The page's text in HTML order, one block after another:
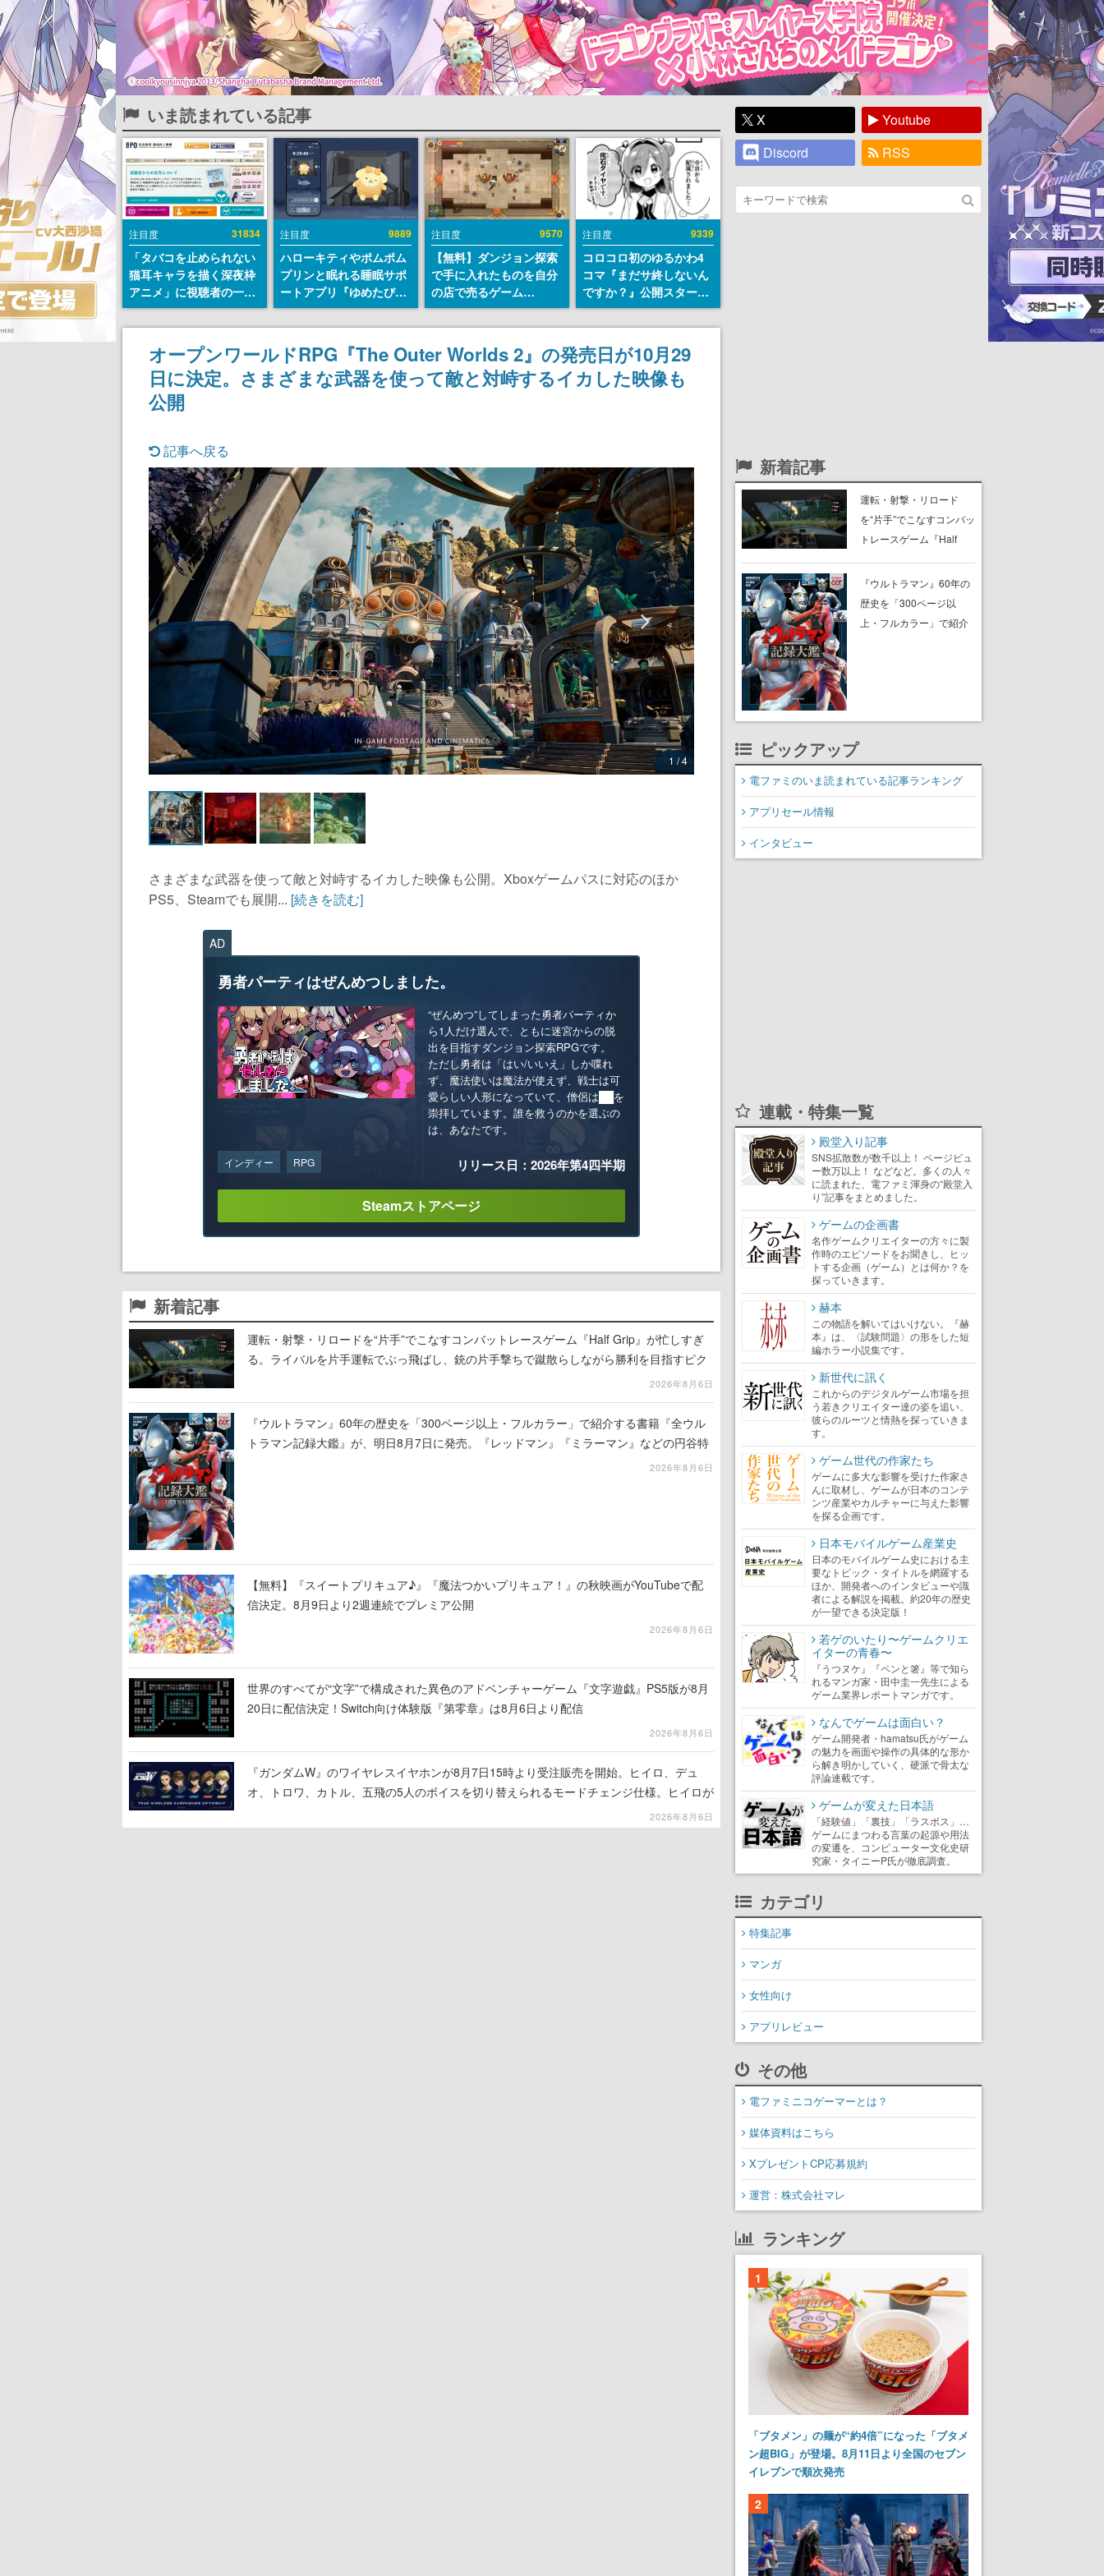
いま読まれている記事
注目度 31834
「タバコを止められない
猫耳キャラを描く深夜枠
アニメ」に視聴者の一部
から批判意見。違法薬物
の使用と思わしき描写も
含めて、BPOが議論を交
わす
注目度 9889
ハローキティやポムポム
プリンと眠れる睡眠サポ
ートアプリ『ゆめたび』
が配信中。キャラごとの
ASMRや目覚ましアラー
ムも搭載
注目度 9570
【無料】ダンジョン探索
で手に入れたものを自分
の店で売るゲーム
『Moonlighter』が
Steamにて無料配布中！
続編『Moonlighter 2』
の9月2日正式リリースを
記念したキャンペーン
注目度 9339
コロコロ初のゆるかわ4
コマ『まだサ終しないん
ですか？』公開スター
ト。主人公は新入社員の
侘石ダイヤ、ゲーム会社
を舞台にトラブルへ対応
する社員たちを描く
オープンワールドRPG『The Outer Worlds 2』の発売日が10月29
日に決定。さまざまな武器を使って敵と対峙するイカした映像も
公開
記事へ戻る
1 / 4
さまざまな武器を使って敵と対峙するイカした映像も公開。Xboxゲームパスに対応のほか
PS5、Steamでも展開... [続きを読む]
AD
勇者パーティはぜんめつしました。
“ぜんめつ”してしまった勇者パーティか
ら1人だけ選んで、ともに迷宮からの脱
出を目指すダンジョン探索RPGです。
ただし勇者は「はい/いいえ」しか喋れ
ず、魔法使いは魔法が使えず、戦士は可
愛らしい人形になっていて、僧侶は██を
崇拝しています。誰を救うのかを選ぶの
は、あなたです。
インディー RPG リリース日：2026年第4四半期
Steamストアページ
新着記事
運転・射撃・リロードを“片手”でこなすコンバットレースゲーム『Half Grip』が忙しすぎ
る。ライバルを片手運転でぶっ飛ばし、銃の片手撃ちで蹴散らしながら勝利を目指すピク
2026年8月6日
『ウルトラマン』60年の歴史を「300ページ以上・フルカラー」で紹介する書籍『全ウル
トラマン記録大鑑』が、明日8月7日に発売。『レッドマン』『ミラーマン』などの円谷特
2026年8月6日
【無料】『スイートプリキュア♪』『魔法つかいプリキュア！』の秋映画がYouTubeで配
信決定。8月9日より2週連続でプレミア公開
2026年8月6日
世界のすべてが“文字”で構成された異色のアドベンチャーゲーム『文字遊戯』PS5版が8月
20日に配信決定！Switch向け体験版『第零章』は8月6日より配信
2026年8月6日
『ガンダムW』のワイヤレスイヤホンが8月7日15時より受注販売を開始。ヒイロ、デュ
オ、トロワ、カトル、五飛の5人のボイスを切り替えられるモードチェンジ仕様。ヒイロが
2026年8月6日
X
Youtube
Discord
RSS
新着記事
運転・射撃・リロード
を“片手”でこなすコンバッ
トレースゲーム『Half
イバルを片手運転でぶっ
飛ばし、銃の片手撃ちで
蹴散らしながら勝利を目
『ウルトラマン』60年の
歴史を「300ページ以
上・フルカラー」で紹介
の円谷特撮も30作品以上
ピックアップ
電ファミのいま読まれている記事ランキング
アプリセール情報
インタビュー
連載・特集一覧
殿堂入り記事
SNS拡散数が数千以上！ ページビュ
ー数万以上！ などなど。多くの人々
に読まれた、電ファミ渾身の“殿堂入
り”記事をまとめました。
ゲームの企画書
名作ゲームクリエイターの方々に製
作時のエピソードをお聞きし、ヒッ
トする企画（ゲーム）とは何か？を
探っていきます。
赫本
この物語を解いてはいけない。『赫
本』は、〈試験問題〉の形をした短
編ホラー小説集です。
新世代に訊く
これからのデジタルゲーム市場を担
う若きクリエイター達の姿を追い、
彼らのルーツと情熱を探っていきま
す。
ゲーム世代の作家たち
ゲームに多大な影響を受けた作家さ
んに取材し、ゲームが日本のコンテ
ンツ産業やカルチャーに与えた影響
を探る企画です。
日本モバイルゲーム産業史
日本のモバイルゲーム史における主
要なトピック・タイトルを網羅する
ほか、開発者へのインタビューや識
者による解説を掲載。約20年の歴史
が一望できる決定版！
若ゲのいたり〜ゲームクリエ
イターの青春〜
『うつヌケ』『ペンと箸』等で知ら
れるマンガ家・田中圭一先生による
ゲーム業界レポートマンガです。
なんでゲームは面白い？
ゲーム開発者・hamatsu氏がゲーム
の魅力を画面や操作の具体的な形か
ら解き明かしていく、硬派で骨太な
評論連載です。
ゲームが変えた日本語
「経験値」「裏技」「ラスボス」…
ゲームにまつわる言葉の起源や用法
の変遷を、コンピューター文化史研
究家・タイニーP氏が徹底調査。
カテゴリ
特集記事
マンガ
女性向け
アプリレビュー
その他
電ファミニコゲーマーとは？
媒体資料はこちら
XプレゼントCP応募規約
運営：株式会社マレ
ランキング
1
「ブタメン」の麺が“約4倍”になった「ブタメ
ン超BIG」が登場。8月11日より全国のセブン
イレブンで順次発売
2